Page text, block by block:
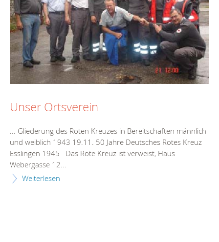
Unser Ortsverein
... Gliederung des Roten Kreuzes in Bereitschaften männlich
und weiblich 1943 19.11. 50 Jahre Deutsches Rotes Kreuz
Esslingen 1945 Das Rote Kreuz ist verweist, Haus
Webergasse 12...
Weiterlesen